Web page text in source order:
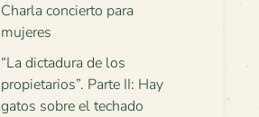
Charla concierto para
mujeres
“La dictadura de los
propietarios”. Parte II: Hay
gatos sobre el techado